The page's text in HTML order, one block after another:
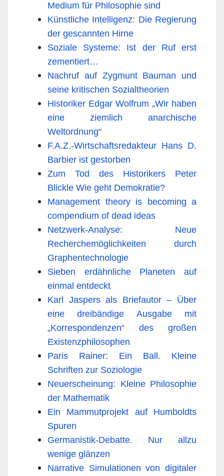
Medium für Philosophie sind
Künstliche Intelligenz: Die Regierung
der gescannten Hirne
Soziale Systeme: Ist der Ruf erst
zementiert…
Nachruf auf Zygmunt Bauman und
seine kritischen Sozialtheorien
Historiker Edgar Wolfrum „Wir haben
eine ziemlich anarchische
Weltordnung“
F.A.Z.-Wirtschaftsredakteur Hans D.
Barbier ist gestorben
Zum Tod des Historikers Peter
Blickle Wie geht Demokratie?
Management theory is becoming a
compendium of dead ideas
Netzwerk-Analyse: Neue
Recherchemöglichkeiten durch
Graphentechnologie
Sieben erdähnliche Planeten auf
einmal entdeckt
Karl Jaspers als Briefautor – Über
eine dreibändige Ausgabe mit
„Korrespondenzen“ des großen
Existenzphilosophen
Paris Rainer: Ein Ball. Kleine
Schriften zur Soziologie
Neuerscheinung: Kleine Philosophie
der Mathematik
Ein Mammutprojekt auf Humboldts
Spuren
Germanistik-Debatte. Nur allzu
wenige glänzen
Narrative Simulationen von digitaler